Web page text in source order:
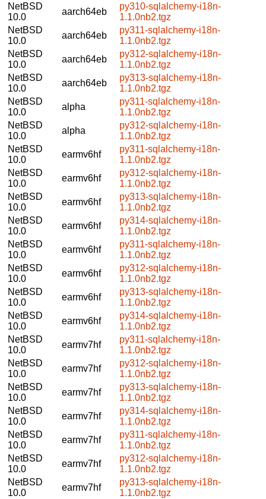
NetBSD
10.0
aarch64eb
py310-sqlalchemy-i18n-
1.1.0nb2.tgz
NetBSD
10.0
aarch64eb
py311-sqlalchemy-i18n-
1.1.0nb2.tgz
NetBSD
10.0
aarch64eb
py312-sqlalchemy-i18n-
1.1.0nb2.tgz
NetBSD
10.0
aarch64eb
py313-sqlalchemy-i18n-
1.1.0nb2.tgz
NetBSD
10.0
alpha
py311-sqlalchemy-i18n-
1.1.0nb2.tgz
NetBSD
10.0
alpha
py312-sqlalchemy-i18n-
1.1.0nb2.tgz
NetBSD
10.0
earmv6hf
py311-sqlalchemy-i18n-
1.1.0nb2.tgz
NetBSD
10.0
earmv6hf
py312-sqlalchemy-i18n-
1.1.0nb2.tgz
NetBSD
10.0
earmv6hf
py313-sqlalchemy-i18n-
1.1.0nb2.tgz
NetBSD
10.0
earmv6hf
py314-sqlalchemy-i18n-
1.1.0nb2.tgz
NetBSD
10.0
earmv6hf
py311-sqlalchemy-i18n-
1.1.0nb2.tgz
NetBSD
10.0
earmv6hf
py312-sqlalchemy-i18n-
1.1.0nb2.tgz
NetBSD
10.0
earmv6hf
py313-sqlalchemy-i18n-
1.1.0nb2.tgz
NetBSD
10.0
earmv6hf
py314-sqlalchemy-i18n-
1.1.0nb2.tgz
NetBSD
10.0
earmv7hf
py311-sqlalchemy-i18n-
1.1.0nb2.tgz
NetBSD
10.0
earmv7hf
py312-sqlalchemy-i18n-
1.1.0nb2.tgz
NetBSD
10.0
earmv7hf
py313-sqlalchemy-i18n-
1.1.0nb2.tgz
NetBSD
10.0
earmv7hf
py314-sqlalchemy-i18n-
1.1.0nb2.tgz
NetBSD
10.0
earmv7hf
py311-sqlalchemy-i18n-
1.1.0nb2.tgz
NetBSD
10.0
earmv7hf
py312-sqlalchemy-i18n-
1.1.0nb2.tgz
NetBSD
10.0
earmv7hf
py313-sqlalchemy-i18n-
1.1.0nb2.tgz